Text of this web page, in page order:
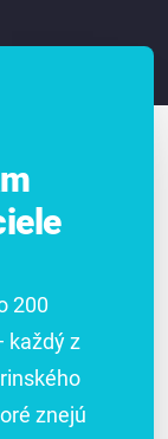
200
každý z
znejú